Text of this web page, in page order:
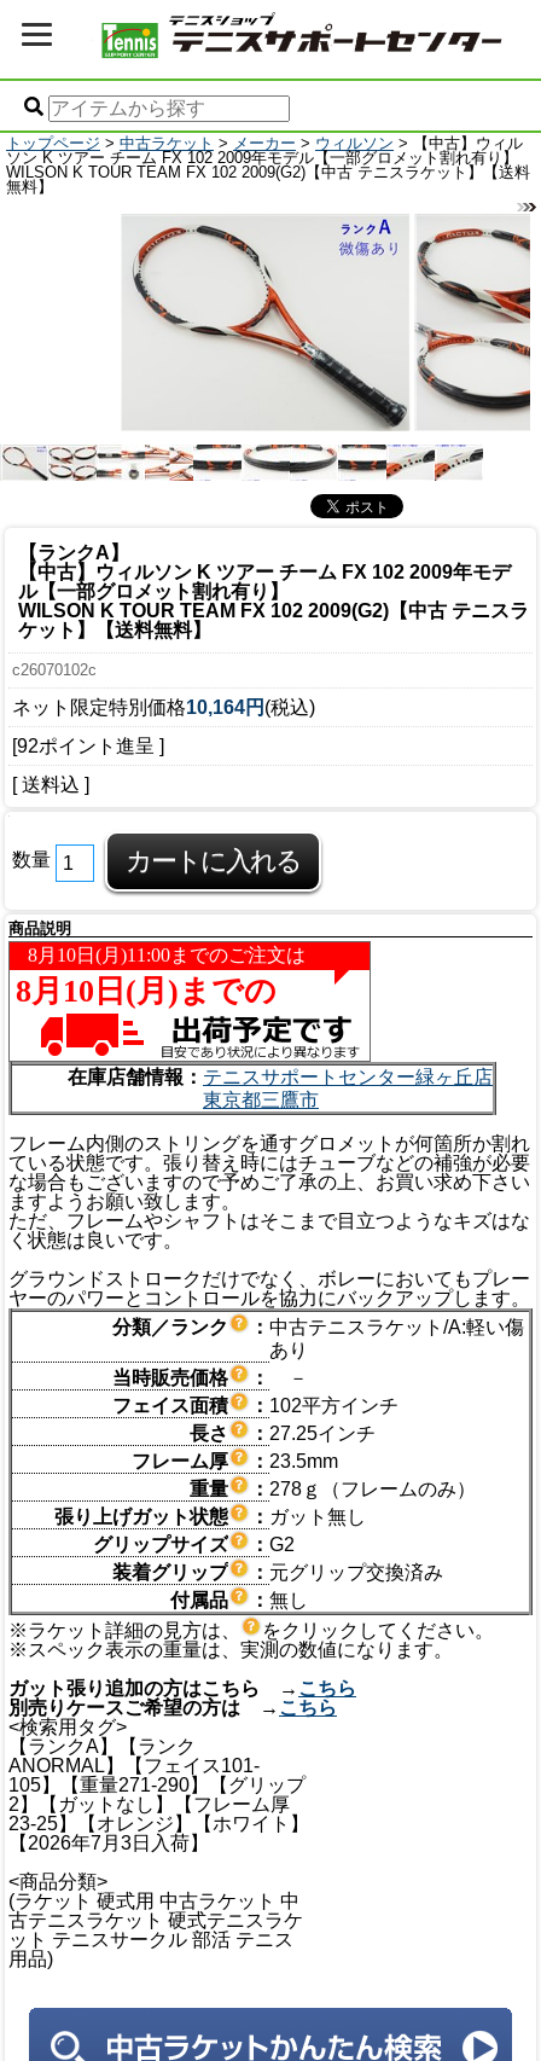
トップページ > 中古ラケット > メーカー > ウィルソン > 【中古】ウィル
ソン K ツアー チーム FX 102 2009年モデル【一部グロメット割れ有り】
WILSON K TOUR TEAM FX 102 2009(G2)【中古 テニスラケット】【送料
無料】
【ランクA】
【中古】ウィルソン K ツアー チーム FX 102 2009年モデ
ル【一部グロメット割れ有り】
WILSON K TOUR TEAM FX 102 2009(G2)【中古 テニスラ
ケット】【送料無料】
c26070102c
ネット限定特別価格10,164円 (税込)
[92ポイント進呈 ]
[ 送料込 ]
数量
商品説明
在庫店舗情報： テニスサポートセンター緑ヶ丘店
東京都三鷹市
フレーム内側のストリングを通すグロメットが何箇所か割れ
ている状態です。張り替え時にはチューブなどの補強が必要
な場合もございますので予めご了承の上、お買い求め下さい
ますようお願い致します。
ただ、フレームやシャフトはそこまで目立つようなキズはな
く状態は良いです。
グラウンドストロークだけでなく、ボレーにおいてもプレー
ヤーのパワーとコントロールを協力にバックアップします。
分類／ランク
： 中古テニスラケット/A:軽い傷
あり
当時販売価格
：
－
フェイス面積
： 102平方インチ
長さ
： 27.25インチ
フレーム厚
： 23.5mm
重量
： 278ｇ（フレームのみ）
張り上げガット状態
： ガット無し
グリップサイズ
： G2
装着グリップ
： 元グリップ交換済み
付属品
： 無し
※ラケット詳細の見方は、
をクリックしてください。
※スペック表示の重量は、実測の数値になります。
ガット張り追加の方はこちら → こちら
別売りケースご希望の方は → こちら
<検索用タグ>
【ランクA】【ランク
ANORMAL】【フェイス101-
105】【重量271-290】【グリップ
2】【ガットなし】【フレーム厚
23-25】【オレンジ】【ホワイト】
【2026年7月3日入荷】
<商品分類>
(ラケット 硬式用 中古ラケット 中
古テニスラケット 硬式テニスラケ
ット テニスサークル 部活 テニス
用品)